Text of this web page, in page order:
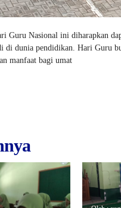
Guru Nasional ini diharapkan
di dunia pendidikan. Hari Guru
manfaat bagi umat